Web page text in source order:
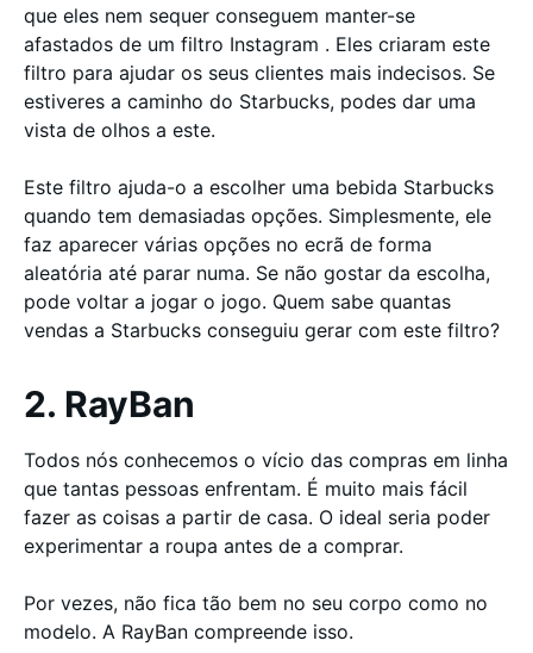
que eles nem sequer conseguem manter-se
afastados de um filtro Instagram . Eles criaram este
filtro para ajudar os seus clientes mais indecisos. Se
estiveres a caminho do Starbucks, podes dar uma
vista de olhos a este.
Este filtro ajuda-o a escolher uma bebida Starbucks
quando tem demasiadas opções. Simplesmente, ele
faz aparecer várias opções no ecrã de forma
aleatória até parar numa. Se não gostar da escolha,
pode voltar a jogar o jogo. Quem sabe quantas
vendas a Starbucks conseguiu gerar com este filtro?
2. RayBan
Todos nós conhecemos o vício das compras em linha
que tantas pessoas enfrentam. É muito mais fácil
fazer as coisas a partir de casa. O ideal seria poder
experimentar a roupa antes de a comprar.
Por vezes, não fica tão bem no seu corpo como no
modelo. A RayBan compreende isso.